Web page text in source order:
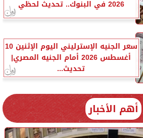
2026 في البنوك.. تحديث لحظي
سعر الجنيه الإسترليني اليوم الإثنين 10
أغسطس 2026 أمام الجنيه المصري|
تحديث...
أهم الأخبار